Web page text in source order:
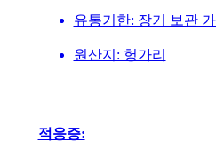
유통기한: 장기 보관
원산지: 헝가리
적응증: